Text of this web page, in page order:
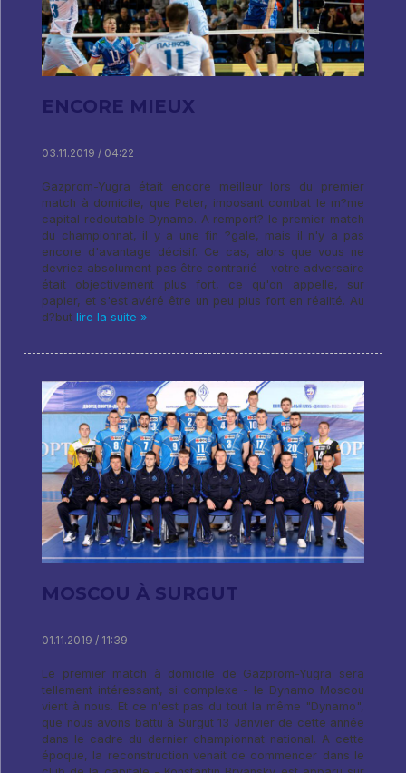
ENCORE MIEUX
03.11.2019 / 04:22
Gazprom-Yugra était encore meilleur lors du premier
match à domicile, que Peter, imposant combat le m?me
capital redoutable Dynamo. A remport? le premier match
du championnat, il y a une fin ?gale, mais il n'y a pas
encore d'avantage décisif. Ce cas, alors que vous ne
devriez absolument pas être contrarié – votre adversaire
était objectivement plus fort, ce qu'on appelle, sur
papier, et s'est avéré être un peu plus fort en réalité. Au
d?but lire la suite »
MOSCOU À SURGUT
01.11.2019 / 11:39
Le premier match à domicile de Gazprom-Yugra sera
tellement intéressant, si complexe - le Dynamo Moscou
vient à nous. Et ce n'est pas du tout la même "Dynamo",
que nous avons battu à Surgut 13 Janvier de cette année
dans le cadre du dernier championnat national. A cette
époque, la reconstruction venait de commencer dans le